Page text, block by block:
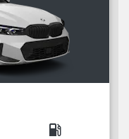
local_gas_station